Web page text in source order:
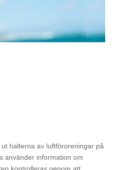
halterna av luftföroreningar på
använder information om